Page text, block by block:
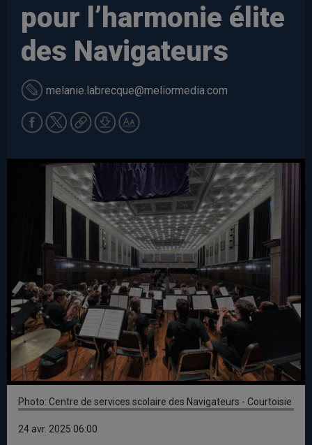
pour l’harmonie élite
des Navigateurs
melanie.labrecque@meliormedia.com
Photo: Centre de services scolaire des Navigateurs - Courtoisie
24 avr. 2025 06:00